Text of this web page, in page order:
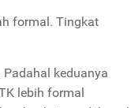
formal. Tingkat
keduanya
lebih formal